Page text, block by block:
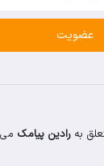
عضویت
به رادین پیامک